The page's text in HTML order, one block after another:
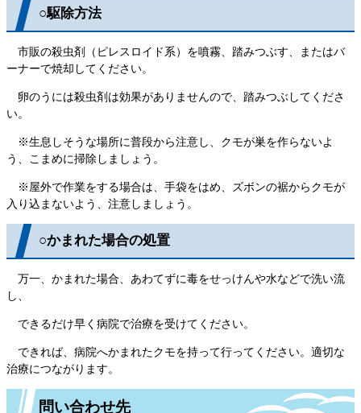
○駆除方法
市販の殺虫剤（ピレスロイド系）を噴霧、踏みつぶす、またはバ
ーナーで焼却してください。
卵のうには殺虫剤は効果がありませんので、踏みつぶしてくださ
い。
※生息しそうな場所に普段から注意し、クモが巣を作らないよ
う、こまめに掃除しましょう。
※屋外で作業をする場合は、手袋をはめ、ズボンの裾からクモが
入り込まないよう、注意しましょう。
○かまれた場合の処置
万一、かまれた場合、あわてずに毒をせっけんや水などで洗い流
し、
できるだけ早く病院で治療を受けてください。
できれば、病院へかまれたクモを持って行ってください。適切な
治療につながります。
問い合わせ先